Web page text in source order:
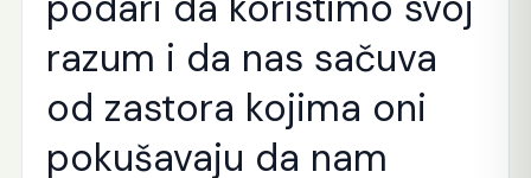
razum i da nas sačuva
od zastora kojima oni
pokušavaju da nam